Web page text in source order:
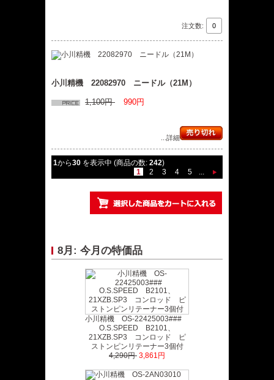
注文数:
小川精機 22082970 ニードル（21M）
1,100円 990円
...詳細
1から30を表示中 (商品の数: 242)
1
2 3 4 5
8月: 今月の特価品
小川精機 OS-22425003###
O.S.SPEED B2101、
21XZB.SP3 コンロッド ピ
ストンピンリテーナー3個付
4,290円 3,861円